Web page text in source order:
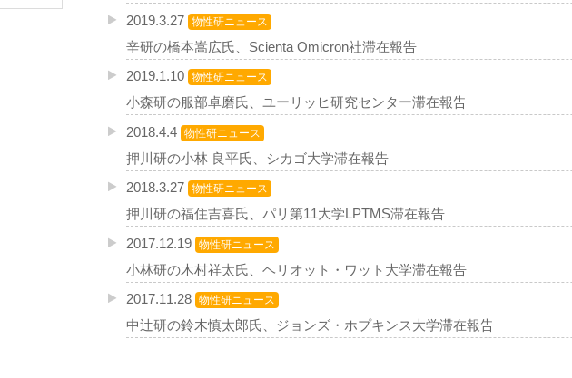
2019.3.27 物性研ニュース
辛研の橋本嵩広氏、Scienta Omicron社滞在報告
2019.1.10 物性研ニュース
小森研の服部卓磨氏、ユーリッヒ研究センター滞在報告
2018.4.4 物性研ニュース
押川研の小林 良平氏、シカゴ大学滞在報告
2018.3.27 物性研ニュース
押川研の福住吉喜氏、パリ第11大学LPTMS滞在報告
2017.12.19 物性研ニュース
小林研の木村祥太氏、ヘリオット・ワット大学滞在報告
2017.11.28 物性研ニュース
中辻研の鈴木慎太郎氏、ジョンズ・ホプキンス大学滞在報告